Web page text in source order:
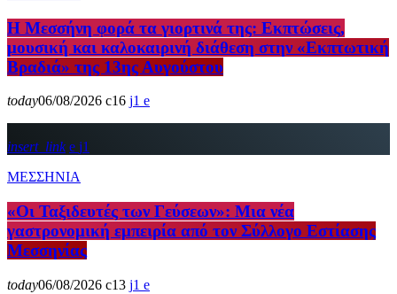
Η Μεσσήνη φορά τα γιορτινά της: Εκπτώσεις,
μουσική και καλοκαιρινή διάθεση στην «Εκπτωτική
Βραδιά» της 13ης Αυγούστου
today06/08/2026 16 1
insert_link
1
ΜΕΣΣΗΝΙΑ
«Οι Ταξιδευτές των Γεύσεων»: Μια νέα
γαστρονομική εμπειρία από τον Σύλλογο Εστίασης
Μεσσηνίας
today06/08/2026 13 1